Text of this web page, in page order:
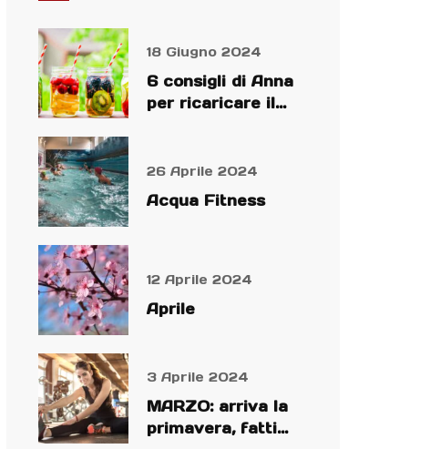
18 Giugno 2024
6 consigli di Anna
per ricaricare il
26 Aprile 2024
Acqua Fitness
12 Aprile 2024
Aprile
3 Aprile 2024
MARZO: arriva la
primavera, fatti